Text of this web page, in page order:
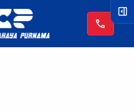
call
right_panel_open